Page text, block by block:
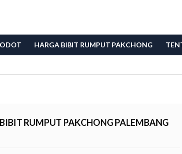
HARGA BIBIT RUMPUT PAKCHONG
RUMPUT PAKCHONG PALEMBANG